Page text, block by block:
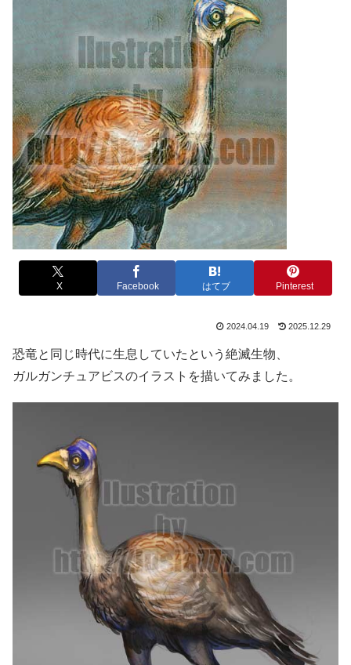
X Facebook はてブ Pinterest
2024.04.19 2025.12.29
恐竜と同じ時代に生息していたという絶滅生物、
ガルガンチュアビスのイラストを描いてみました。